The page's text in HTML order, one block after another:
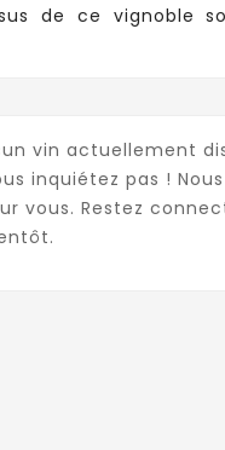
de ce
vin actuellement
inquiétez pas !
vous. Restez